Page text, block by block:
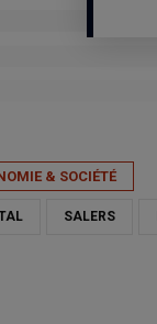
& SOCIÉTÉ
SALERS